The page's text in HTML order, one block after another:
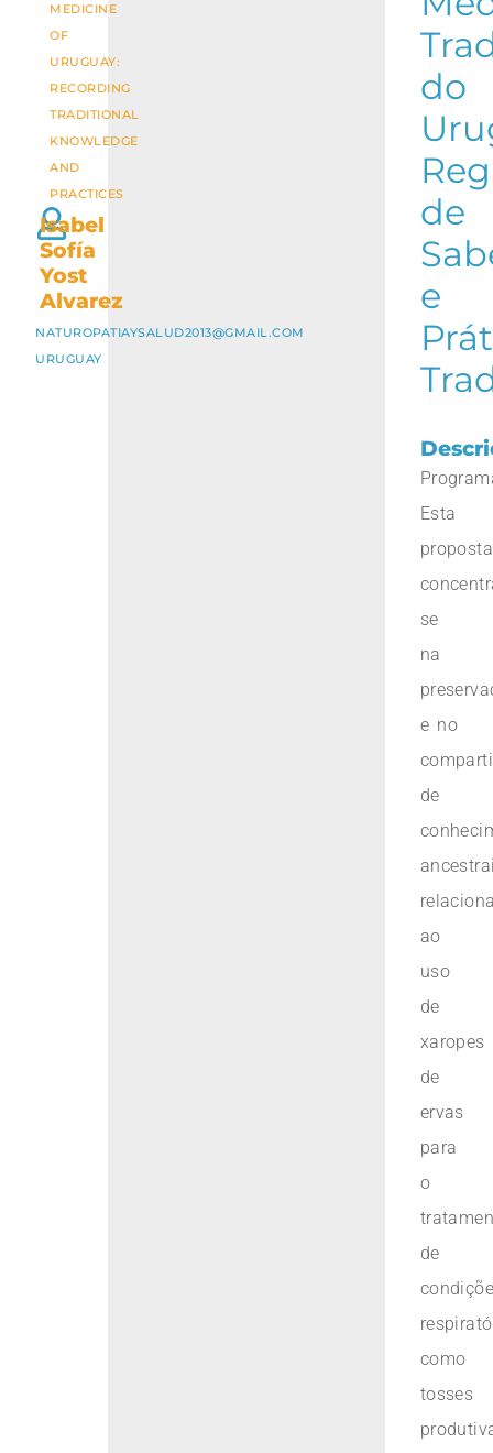
MEDICINE
OF
URUGUAY:
RECORDING
TRADITIONAL
KNOWLEDGE
AND
PRACTICES
Isabel
Sofía
Yost
Alvarez
NATUROPATIAYSALUD2013@GMAIL.COM
URUGUAY
do
de
e
Esta
proposta
se
na
e no
de
ao
uso
de
xaropes
de
ervas
para
o
de
como
tosses